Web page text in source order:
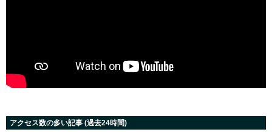
アクセス数の多い記事 (過去24時間)